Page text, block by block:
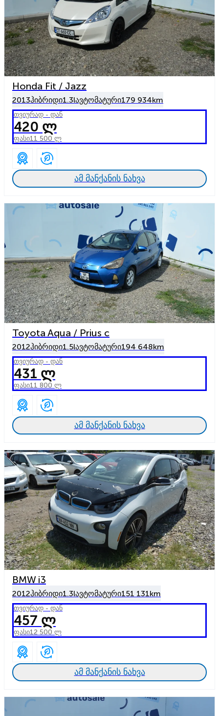
Honda Fit / Jazz
2013ჰიბრიდი1.3lავტომატური179 934km
თვიურად - დან
420 ლ
ფასი11 500 ლ
ამ მანქანის ნახვა
Toyota Aqua / Prius c
2012ჰიბრიდი1.5lავტომატური194 648km
თვიურად - დან
431 ლ
ფასი11 800 ლ
ამ მანქანის ნახვა
BMW i3
2012ჰიბრიდი1.3lავტომატური151 131km
თვიურად - დან
457 ლ
ფასი12 500 ლ
ამ მანქანის ნახვა